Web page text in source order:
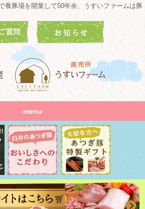
養豚場を開業して50年余、うすいファームは豚
menu